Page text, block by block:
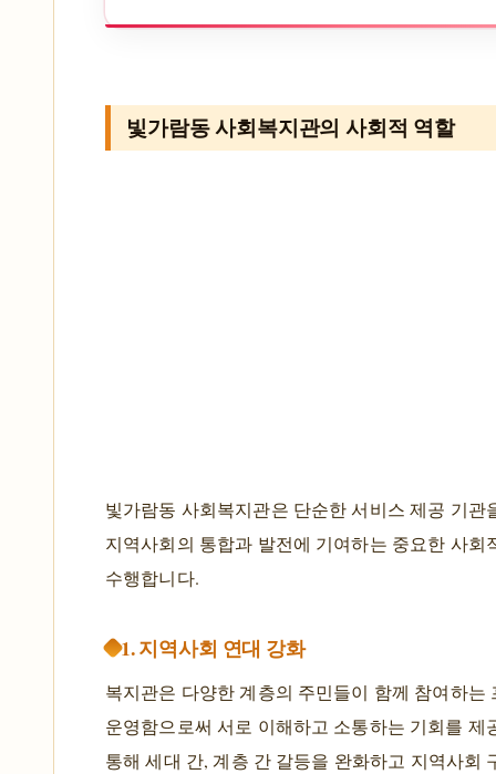
빛가람동 사회복지관의 사회적 역할
빛가람동 사회복지관은 단순한 서비스 제공 기관
지역사회의 통합과 발전에 기여하는 중요한 사회
수행합니다.
1. 지역사회 연대 강화
복지관은 다양한 계층의 주민들이 함께 참여하는
운영함으로써 서로 이해하고 소통하는 기회를 제
통해 세대 간, 계층 간 갈등을 완화하고 지역사회